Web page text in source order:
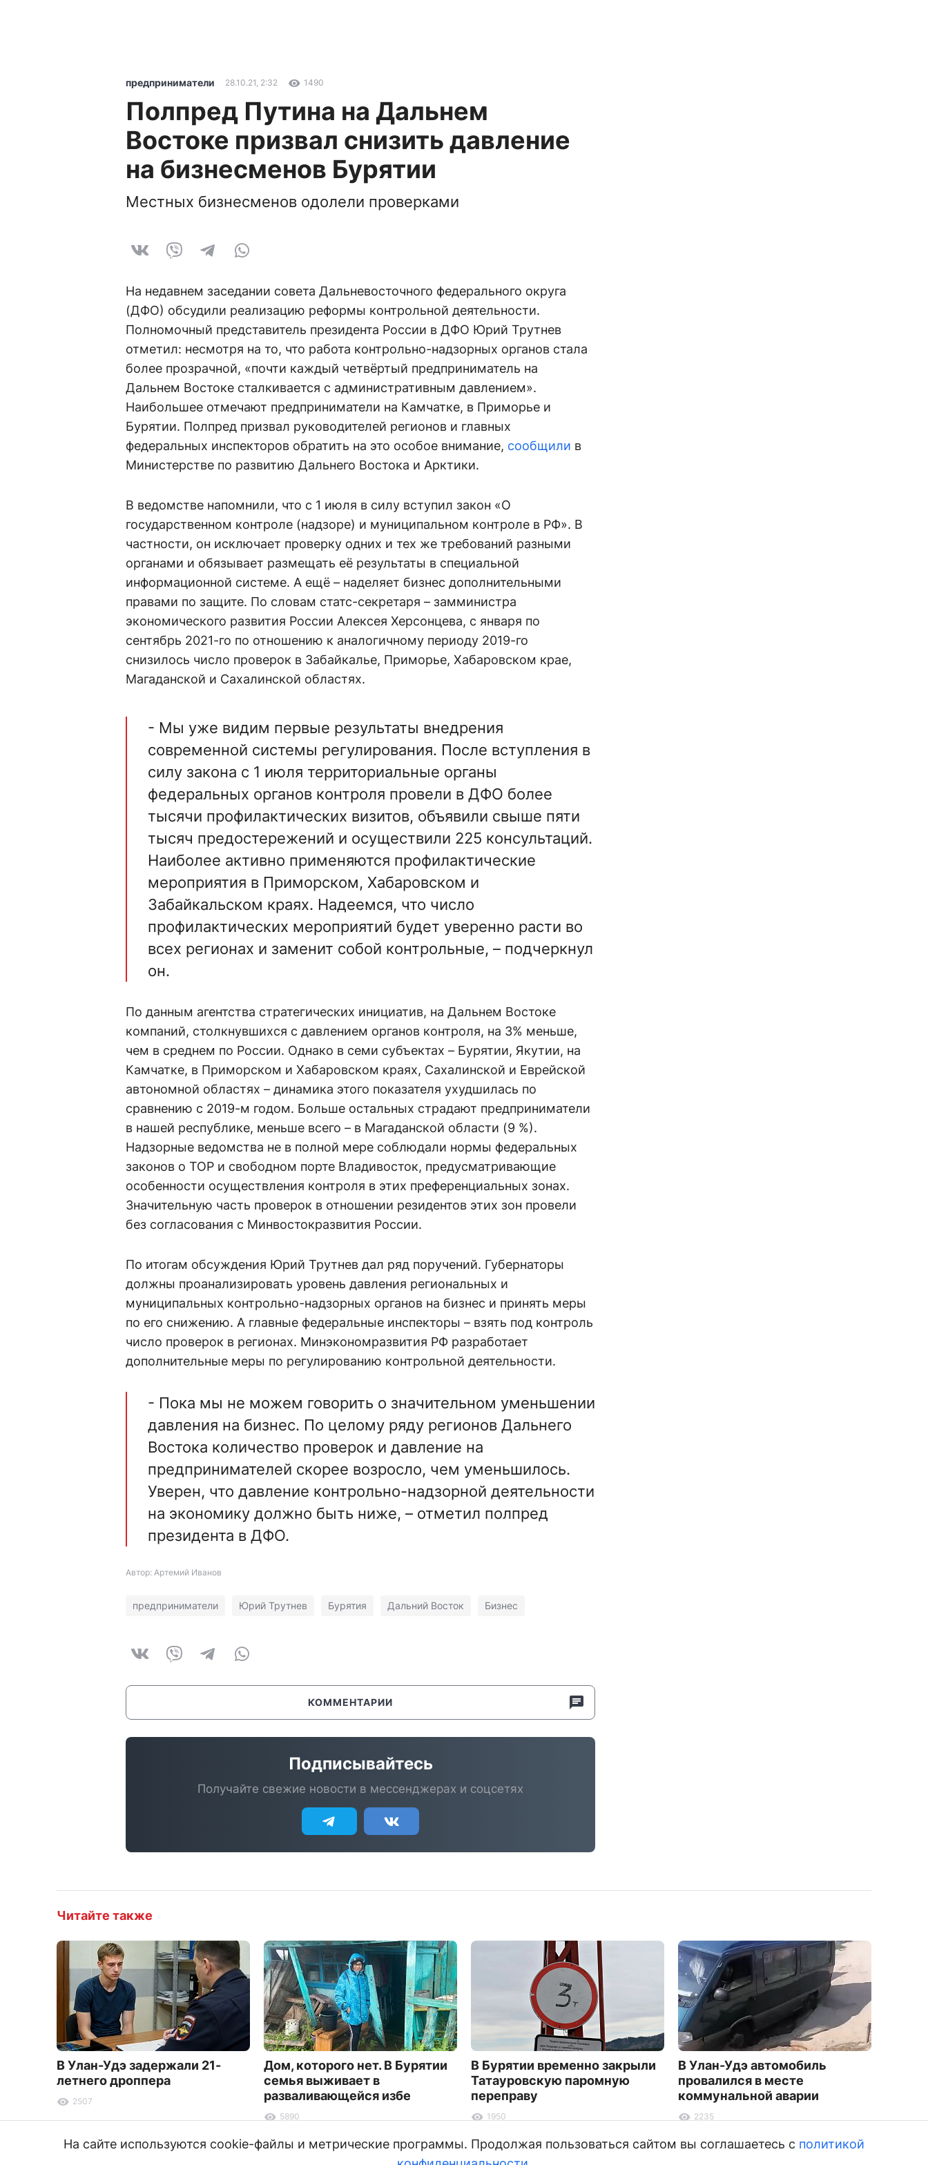
предприниматели 28.10.21, 2:32 1490
Полпред Путина на Дальнем
Востоке призвал снизить давление
на бизнесменов Бурятии
Местных бизнесменов одолели проверками
На недавнем заседании совета Дальневосточного федерального округа
(ДФО) обсудили реализацию реформы контрольной деятельности.
Полномочный представитель президента России в ДФО Юрий Трутнев
отметил: несмотря на то, что работа контрольно-надзорных органов стала
более прозрачной, «почти каждый четвёртый предприниматель на
Дальнем Востоке сталкивается с административным давлением».
Наибольшее отмечают предприниматели на Камчатке, в Приморье и
Бурятии. Полпред призвал руководителей регионов и главных
федеральных инспекторов обратить на это особое внимание, сообщили в
Министерстве по развитию Дальнего Востока и Арктики.
В ведомстве напомнили, что с 1 июля в силу вступил закон «О
государственном контроле (надзоре) и муниципальном контроле в РФ». В
частности, он исключает проверку одних и тех же требований разными
органами и обязывает размещать её результаты в специальной
информационной системе. А ещё – наделяет бизнес дополнительными
правами по защите. По словам статс-секретаря – замминистра
экономического развития России Алексея Херсонцева, с января по
сентябрь 2021-го по отношению к аналогичному периоду 2019-го
снизилось число проверок в Забайкалье, Приморье, Хабаровском крае,
Магаданской и Сахалинской областях.
- Мы уже видим первые результаты внедрения
современной системы регулирования. После вступления в
силу закона с 1 июля территориальные органы
федеральных органов контроля провели в ДФО более
тысячи профилактических визитов, объявили свыше пяти
тысяч предостережений и осуществили 225 консультаций.
Наиболее активно применяются профилактические
мероприятия в Приморском, Хабаровском и
Забайкальском краях. Надеемся, что число
профилактических мероприятий будет уверенно расти во
всех регионах и заменит собой контрольные, – подчеркнул
он.
По данным агентства стратегических инициатив, на Дальнем Востоке
компаний, столкнувшихся с давлением органов контроля, на 3% меньше,
чем в среднем по России. Однако в семи субъектах – Бурятии, Якутии, на
Камчатке, в Приморском и Хабаровском краях, Сахалинской и Еврейской
автономной областях – динамика этого показателя ухудшилась по
сравнению с 2019-м годом. Больше остальных страдают предприниматели
в нашей республике, меньше всего – в Магаданской области (9 %).
Надзорные ведомства не в полной мере соблюдали нормы федеральных
законов о ТОР и свободном порте Владивосток, предусматривающие
особенности осуществления контроля в этих преференциальных зонах.
Значительную часть проверок в отношении резидентов этих зон провели
без согласования с Минвостокразвития России.
По итогам обсуждения Юрий Трутнев дал ряд поручений. Губернаторы
должны проанализировать уровень давления региональных и
муниципальных контрольно-надзорных органов на бизнес и принять меры
по его снижению. А главные федеральные инспекторы – взять под контроль
число проверок в регионах. Минэкономразвития РФ разработает
дополнительные меры по регулированию контрольной деятельности.
- Пока мы не можем говорить о значительном уменьшении
давления на бизнес. По целому ряду регионов Дальнего
Востока количество проверок и давление на
предпринимателей скорее возросло, чем уменьшилось.
Уверен, что давление контрольно-надзорной деятельности
на экономику должно быть ниже, – отметил полпред
президента в ДФО.
Автор: Артемий Иванов
предприниматели Юрий Трутнев Бурятия Дальний Восток Бизнес
КОММЕНТАРИИ
Подписывайтесь
Получайте свежие новости в мессенджерах и соцсетях
Читайте также
В Улан-Удэ задержали 21-
летнего дроппера
2507
Дом, которого нет. В Бурятии
семья выживает в
разваливающейся избе
5890
В Бурятии временно закрыли
Татауровскую паромную
переправу
1950
В Улан-Удэ автомобиль
провалился в месте
коммунальной аварии
2235
На сайте используются cookie-файлы и метрические программы. Продолжая пользоваться сайтом вы соглашаетесь с политикой